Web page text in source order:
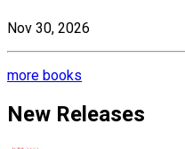
Nov 30, 2026
more books
New Releases